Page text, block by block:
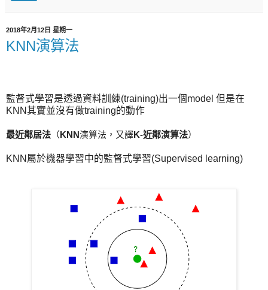
2018年2月12日 星期一
KNN演算法
監督式學習是透過資料訓練(training)出一個model 但是在
KNN其實並沒有做training的動作
最近鄰居法 （KNN演算法，又譯K-近鄰演算法）
KNN屬於機器學習中的監督式學習(Supervised learning)